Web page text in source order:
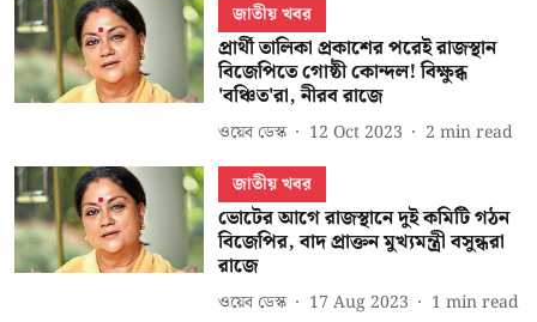
জাতীয় খবর
প্রার্থী তালিকা প্রকাশের পরেই রাজস্থান
বিজেপিতে গোষ্ঠী কোন্দল! বিক্ষুব্ধ
'বঞ্চিত'রা, নীরব রাজে
ওয়েব ডেস্ক 12 Oct 2023 2 min read
জাতীয় খবর
ভোটের আগে রাজস্থানে দুই কমিটি গঠন
বিজেপির, বাদ প্রাক্তন মুখ্যমন্ত্রী বসুন্ধরা
রাজে
ওয়েব ডেস্ক 17 Aug 2023 1 min read